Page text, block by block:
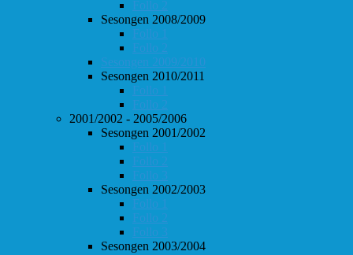
Follo 2
Sesongen 2008/2009
Follo 1
Follo 2
Sesongen 2009/2010
Sesongen 2010/2011
Follo 1
Follo 2
2001/2002 - 2005/2006
Sesongen 2001/2002
Follo 1
Follo 2
Follo 3
Sesongen 2002/2003
Follo 1
Follo 2
Follo 3
Sesongen 2003/2004